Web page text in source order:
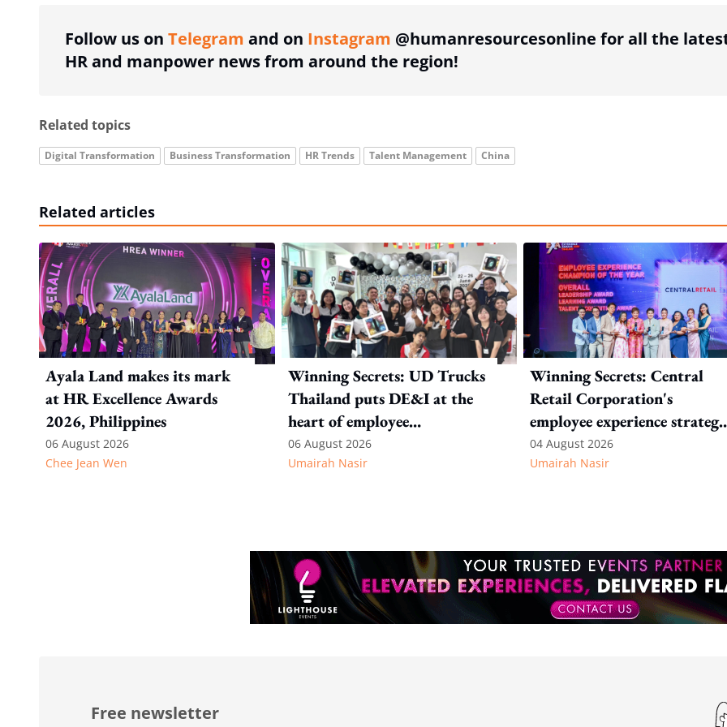
Follow us on Telegram and on Instagram @humanresourcesonline for all the
HR and manpower news from around the region!
Related topics
Digital Transformation Business Transformation HR Trends Talent Management China
Related articles
Ayala Land makes its mark
at HR Excellence Awards
2026, Philippines
06 August 2026
Chee Jean Wen
Winning Secrets: UD Trucks
Thailand puts DE&I at the
heart of employee
recognition
06 August 2026
Umairah Nasir
Winning Secrets: Central
Retail Corporation's
employee experience strategy
starts with continuous
listening
04 August 2026
Umairah Nasir
Free newsletter